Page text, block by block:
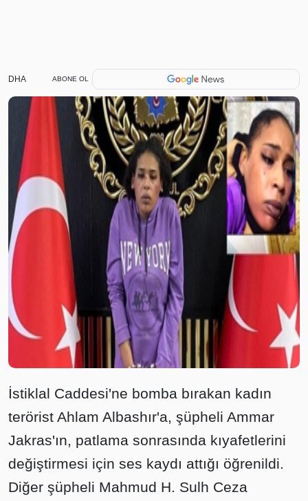
DHA ABONE OL
İstiklal Caddesi'ne bomba bırakan kadın
terörist Ahlam Albashır'a, şüpheli Ammar
Jakras'ın, patlama sonrasında kıyafetlerini
değiştirmesi için ses kaydı attığı öğrenildi.
Diğer şüpheli Mahmud H. Sulh Ceza